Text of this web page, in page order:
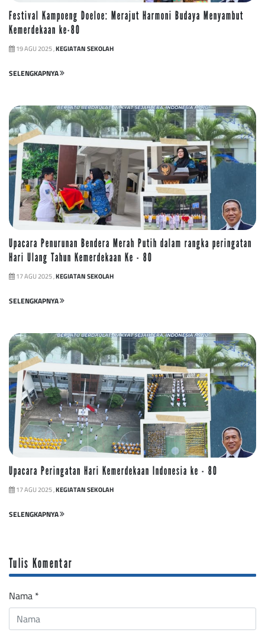
Festival Kampoeng Doeloe: Merajut Harmoni Budaya Menyambut
Kemerdekaan ke-80
19 AGU 2025 ,KEGIATAN SEKOLAH
SELENGKAPNYA
Upacara Penurunan Bendera Merah Putih dalam rangka peringatan
Hari Ulang Tahun Kemerdekaan Ke - 80
17 AGU 2025 ,KEGIATAN SEKOLAH
SELENGKAPNYA
Upacara Peringatan Hari Kemerdekaan Indonesia ke - 80
17 AGU 2025 ,KEGIATAN SEKOLAH
SELENGKAPNYA
Tulis Komentar
Nama *